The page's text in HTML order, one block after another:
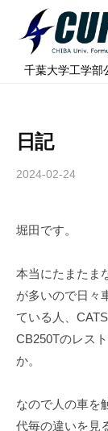
千
学
ォ
ミ
ラ
プ
ロ
ジ
ェ
ト
⠀千葉大学工学部
日記
2024-02-24
b
a
u
堀田です。
本当にたまたま
が多いので日々
ている人、
CB250Tのレス
か。
なので人の車を
代毎の違いを見
ミ
ラ
ェ
ト